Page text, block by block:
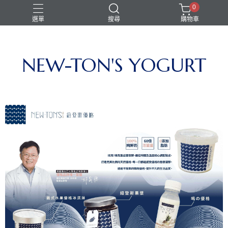
選單 搜尋
0
購物車
NEW-TON'S YOGURT